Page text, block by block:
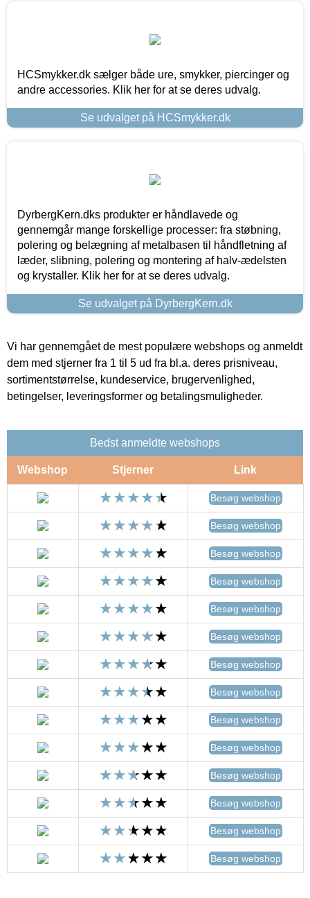
HCSmykker.dk sælger både ure, smykker, piercinger og
andre accessories. Klik her for at se deres udvalg.
Se udvalget på HCSmykker.dk
DyrbergKern.dks produkter er håndlavede og
gennemgår mange forskellige processer: fra støbning,
polering og belægning af metalbasen til håndfletning af
læder, slibning, polering og montering af halv-ædelsten
og krystaller. Klik her for at se deres udvalg.
Se udvalget på DyrbergKern.dk
Vi har gennemgået de mest populære webshops og anmeldt
dem med stjerner fra 1 til 5 ud fra bl.a. deres prisniveau,
sortimentstørrelse, kundeservice, brugervenlighed,
betingelser, leveringsformer og betalingsmuligheder.
Bedst anmeldte webshops
Webshop Stjerner Link
Besøg webshop
Besøg webshop
Besøg webshop
Besøg webshop
Besøg webshop
Besøg webshop
Besøg webshop
Besøg webshop
Besøg webshop
Besøg webshop
Besøg webshop
Besøg webshop
Besøg webshop
Besøg webshop